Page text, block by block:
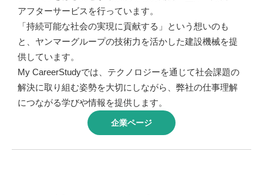
アフターサービスを行っています。
「持続可能な社会の実現に貢献する」という想いのも
と、ヤンマーグループの技術力を活かした建設機械を提
供しています。
My CareerStudyでは、テクノロジーを通じて社会課題の
解決に取り組む姿勢を大切にしながら、弊社の仕事理解
につながる学びや情報を提供します。
企業ページ